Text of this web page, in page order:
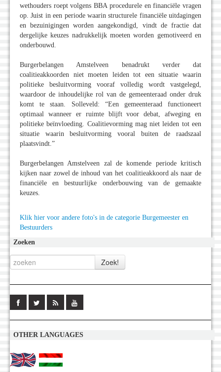
wethouders roept volgens BBA procedurele en financiële vragen
op. Juist in een periode waarin structurele financiële uitdagingen
en bezuinigingen worden aangekondigd, vindt de fractie dat
dergelijke keuzes nadrukkelijk moeten worden gemotiveerd en
onderbouwd.
Burgerbelangen Amstelveen benadrukt verder dat
coalitieakkoorden niet moeten leiden tot een situatie waarin
politieke besluitvorming vooraf volledig wordt vastgelegd,
waardoor de inhoudelijke rol van de gemeenteraad onder druk
komt te staan. Solleveld: “Een gemeenteraad functioneert
optimaal wanneer er ruimte blijft voor debat, afweging en
politieke beïnvloeding. Coalitievorming mag niet leiden tot een
situatie waarin besluitvorming vooral buiten de raadszaal
plaatsvindt.”
Burgerbelangen Amstelveen zal de komende periode kritisch
kijken naar zowel de inhoud van het coalitieakkoord als naar de
financiële en bestuurlijke onderbouwing van de gemaakte
keuzes.
Klik hier voor andere foto's in de categorie Burgemeester en
Bestuurders
Zoeken
OTHER LANGUAGES